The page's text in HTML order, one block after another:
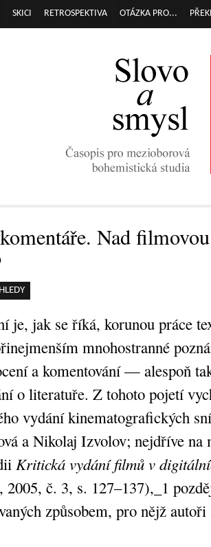
SKICI RETROSPEKTIVA OTÁZKA PRO...
Nad
je, jak se říká, korunou práce
mnohostranné
a komentování — alespoň
o literatuře. Z tohoto pojetí
vydání kinematografických
a Nikolaj Izvolov; nejdříve na
Kritická vydání filmů v
2005, č. 3, s. 127–137),_1
způsobem, pro nějž